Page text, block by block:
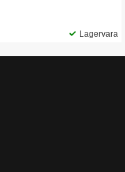
Lagervara